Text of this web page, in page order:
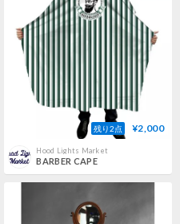
残り2点 ¥2,000
Hood Lights Market
BARBER CAPE